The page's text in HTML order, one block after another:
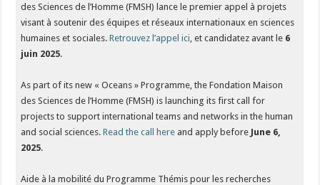
des Sciences de l’Homme (FMSH) lance le premier appel à projets
visant à soutenir des équipes et réseaux internationaux en sciences
humaines et sociales.Retrouvez l’appel ici , et candidatez avant le 6
juin 2025.
As part of its new « Oceans » Programme, the Fondation Maison
des Sciences de l’Homme (FMSH) is launching its first call for
projects to support international teams and networks in the human
and social sciences.Read the call here and apply before June 6,
2025.
Aide à la mobilité du Programme Thémis pour les recherches